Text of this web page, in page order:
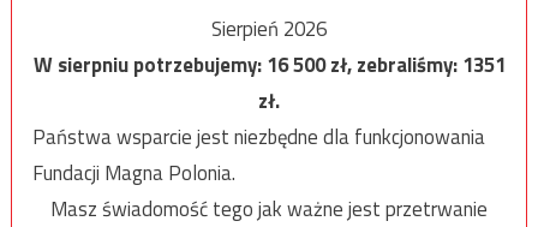
Sierpień 2026
W sierpniu potrzebujemy:16 500zł, zebraliśmy:1351
zł.
Państwa wsparcie jest niezbędne dla funkcjonowania
Fundacji Magna Polonia.
Masz świadomość tego jak ważne jest przetrwanie